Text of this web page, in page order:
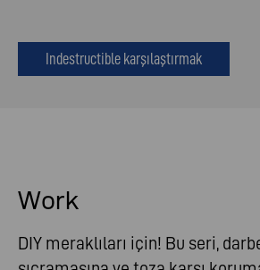
Indestructible karşılaştırmak
Work
DIY meraklıları için! Bu seri,